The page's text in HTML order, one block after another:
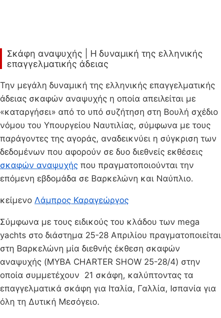
Σκάφη αναψυχής | Η δυναμική της ελληνικής
επαγγελματικής άδειας
Την μεγάλη δυναμική της ελληνικής επαγγελματικής
άδειας σκαφών αναψυχής η οποία απειλείται με
«καταργήσει» από το υπό συζήτηση στη Βουλή σχέδιο
νόμου του Υπουργείου Ναυτιλίας, σύμφωνα με τους
παράγοντες της αγοράς, αναδεικνύει η σύγκριση των
δεδομένων που αφορούν σε δυο διεθνείς εκθέσεις
σκαφών αναψυχής που πραγματοποιούνται την
επόμενη εβδομάδα σε Βαρκελώνη και Ναύπλιο.
κείμενο Λάμπρος Καραγεώργος
Σύμφωνα με τους ειδικούς του κλάδου των mega
yachts στο διάστημα 25-28 Απριλίου πραγματοποιείται
στη Βαρκελώνη μία διεθνής έκθεση σκαφών
αναψυχής (MYBA CHARTER SHOW 25-28/4) στην
οποία συμμετέχουν 21 σκάφη, καλύπτοντας τα
επαγγελματικά σκάφη για Ιταλία, Γαλλία, Ισπανία για
όλη τη Δυτική Μεσόγειο.